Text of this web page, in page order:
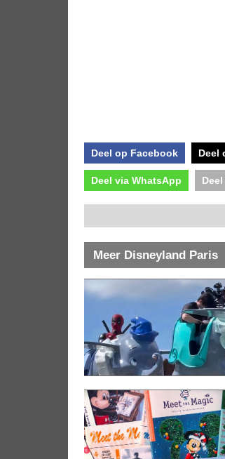
Deel op Facebook Deel
Deel via WhatsApp
Meer Disneyland Paris